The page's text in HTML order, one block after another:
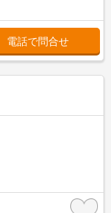
電話で問合せ